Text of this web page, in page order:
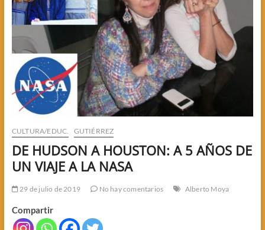
CULTURA/EDUC. GUTIÉRREZ
DE HUDSON A HOUSTON: A 5 AÑOS DE
UN VIAJE A LA NASA
29 de julio de 2019 No hay comentarios Alberto Moya
Compartir